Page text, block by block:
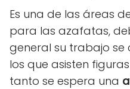
Es una de las áreas
para las azafatas,
general su trabajo se
los que asisten
tanto se espera una